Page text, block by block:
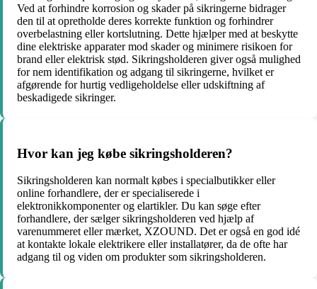
Ved at forhindre korrosion og skader på sikringerne bidrager
den til at opretholde deres korrekte funktion og forhindrer
overbelastning eller kortslutning. Dette hjælper med at beskytte
dine elektriske apparater mod skader og minimere risikoen for
brand eller elektrisk stød. Sikringsholderen giver også mulighed
for nem identifikation og adgang til sikringerne, hvilket er
afgørende for hurtig vedligeholdelse eller udskiftning af
beskadigede sikringer.
Hvor kan jeg købe sikringsholderen?
Sikringsholderen kan normalt købes i specialbutikker eller
online forhandlere, der er specialiserede i
elektronikkomponenter og elartikler. Du kan søge efter
forhandlere, der sælger sikringsholderen ved hjælp af
varenummeret eller mærket, XZOUND. Det er også en god idé
at kontakte lokale elektrikere eller installatører, da de ofte har
adgang til og viden om produkter som sikringsholderen.